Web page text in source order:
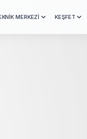
MERKEZİ KEŞFET